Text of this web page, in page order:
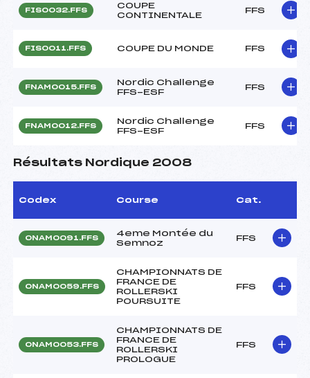
FIS0032.FFS
COUPE
CONTINENTALE
FFS
FIS0011.FFS COUPE DU MONDE FFS
FNAM0015.FFS
Nordic Challenge
FFS-ESF
FFS
FNAM0012.FFS
Nordic Challenge
FFS-ESF
FFS
Résultats Nordique 2008
Codex Course Cat.
ONAM0091.FFS
4eme Montée du
Semnoz
FFS
ONAM0059.FFS
CHAMPIONNATS DE
FRANCE DE
ROLLERSKI
POURSUITE
FFS
ONAM0053.FFS
CHAMPIONNATS DE
FRANCE DE
ROLLERSKI
PROLOGUE
FFS